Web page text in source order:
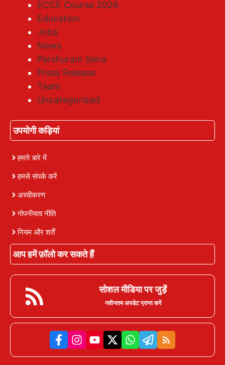
ECCE Course 2026
Education
Jobs
News
Parshuram Sena
Press Release
Team
Uncategorized
उपयोगी कड़ियां
हमारे बारे में
हमसे संपर्क करें
अस्वीकरण
गोपनीयता नीति
नियम और शर्तें
आप हमें फ़ॉलो कर सकते हैं
सोशल मीडिया पर जुड़ें
नवीनतम अपडेट प्राप्त करें